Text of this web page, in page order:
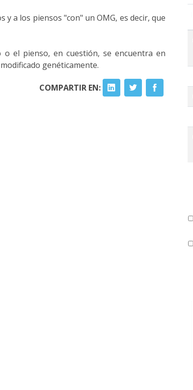
y a los piensos "con" un OMG, es decir, que
el pienso, en cuestión, se encuentra en
genéticamente.
COMPARTIR EN: